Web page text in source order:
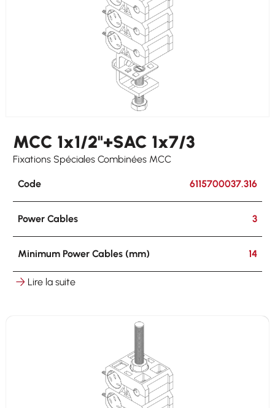
MCC 1x1/2"+SAC 1x7/3
Fixations Spéciales Combinées MCC
Code 6115700037.316
Power Cables 3
Minimum Power Cables (mm) 14
Maximum Power Cables (mm)
on round ø 8-25 mm on flat 3-25 mm
Lire la suite